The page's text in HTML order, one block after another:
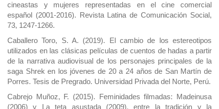
cineastas y mujeres representadas en el cine comercial
español (2001-2016). Revista Latina de Comunicación Social,
73, 1247-1266.
Caballero Toro, S. A. (2019). El cambio de los estereotipos
utilizados en las clásicas películas de cuentos de hadas a partir
de la narrativa audiovisual de los personajes principales de la
saga Shrek en los jóvenes de 20 a 24 años de San Martín de
Porres. Tesis de Pregrado. Universidad Privada del Norte, Perú.
Cabrejo Muñoz, F. (2015). Feminidades filmadas: Madeinusa
(2006) y La teta asustada (2009), entre la tradición y la